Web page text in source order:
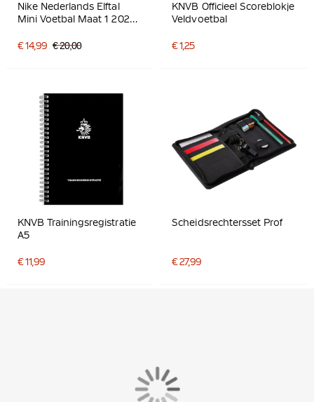
Nike Nederlands Elftal
Mini Voetbal Maat 1 2026-
€ 14,99 € 20,00
KNVB Officieel Scoreblokje
Veldvoetbal
€ 1,25
KNVB Trainingsregistratie
A5
€ 11,99
Scheidsrechtersset Prof
€ 27,99